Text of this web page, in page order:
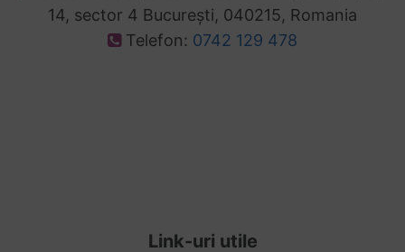
14, sector 4 București, 040215, Romania
Telefon: 0742 129 478
Link-uri utile